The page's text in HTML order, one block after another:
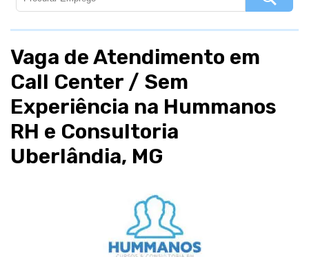
Vaga de Atendimento em
Call Center / Sem
Experiência na Hummanos
RH e Consultoria
Uberlândia, MG